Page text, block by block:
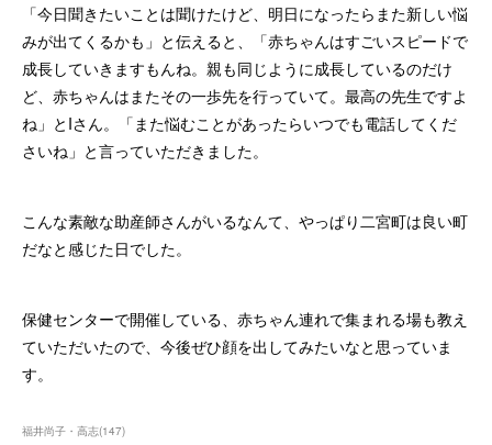
「今日聞きたいことは聞けたけど、明日になったらまた新しい悩
みが出てくるかも」と伝えると、「赤ちゃんはすごいスピードで
成長していきますもんね。親も同じように成長しているのだけ
ど、赤ちゃんはまたその一歩先を行っていて。最高の先生ですよ
ね」とIさん。「また悩むことがあったらいつでも電話してくだ
さいね」と言っていただきました。
こんな素敵な助産師さんがいるなんて、やっぱり二宮町は良い町
だなと感じた日でした。
保健センターで開催している、赤ちゃん連れで集まれる場も教え
ていただいたので、今後ぜひ顔を出してみたいなと思っていま
す。
福井尚子・高志(147)